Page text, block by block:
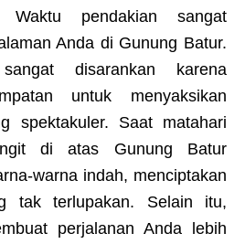
Waktu pendakian sangat
Anda di Gunung Batur.
disarankan karena
untuk menyaksikan
spektakuler. Saat matahari
di atas Gunung Batur
warna indah, menciptakan
tak terlupakan. Selain itu,
perjalanan Anda lebih